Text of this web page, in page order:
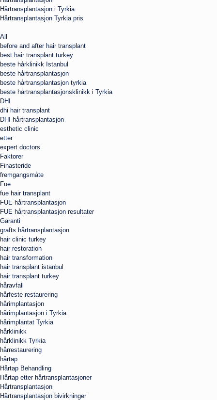
Hårtransplantasjon i Tyrkia
Hårtransplantasjon Tyrkia pris
All
before and after hair transplant
best hair transplant turkey
beste hårklinikk Istanbul
beste hårtransplantasjon
beste hårtransplantasjon tyrkia
beste hårtransplantasjonsklinikk i Tyrkia
DHI
dhi hair transplant
DHI hårtransplantasjon
esthetic clinic
etter
expert doctors
Faktorer
Finasteride
fremgangsmåte
Fue
fue hair transplant
FUE hårtransplantasjon
FUE hårtransplantasjon resultater
Garanti
grafts hårtransplantasjon
hair clinic turkey
hair restoration
hair transformation
hair transplant istanbul
hair transplant turkey
håravfall
hårfeste restaurering
hårimplantasjon
hårimplantasjon i Tyrkia
hårimplantat Tyrkia
hårklinikk
hårklinikk Tyrkia
hårrestaurering
hårtap
Hårtap Behandling
Hårtap etter hårtransplantasjoner
Hårtransplantasjon
Hårtransplantasjon bivirkninger